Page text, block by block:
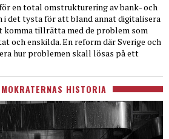
en total omstrukturering av bank- och
i det tysta för att bland annat digitalisera
komma tillrätta med de problem som
och enskilda. En reform där Sverige och
hur problemen skall lösas på ett
HISTORIA